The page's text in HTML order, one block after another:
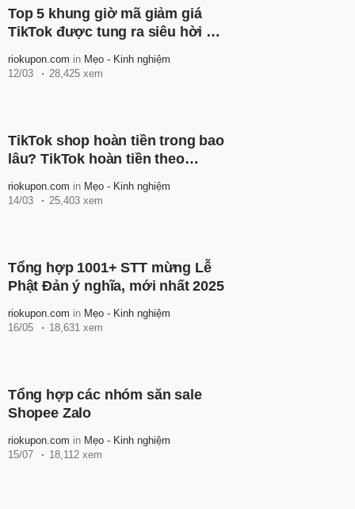
Top 5 khung giờ mã giảm giá
TikTok được tung ra siêu hời mà
riokupon.com in Mẹo - Kinh nghiệm
12/03
28,425 xem
TikTok shop hoàn tiền trong bao
lâu? TikTok hoàn tiền theo
riokupon.com in Mẹo - Kinh nghiệm
14/03
25,403 xem
Tổng hợp 1001+ STT mừng Lễ
Phật Đản ý nghĩa, mới nhất 2025
riokupon.com in Mẹo - Kinh nghiệm
16/05
18,631 xem
Tổng hợp các nhóm săn sale
Shopee Zalo
riokupon.com in Mẹo - Kinh nghiệm
15/07
18,112 xem